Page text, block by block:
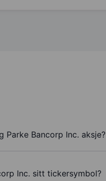
Parke Bancorp Inc. aksje?
Inc. sitt tickersymbol?